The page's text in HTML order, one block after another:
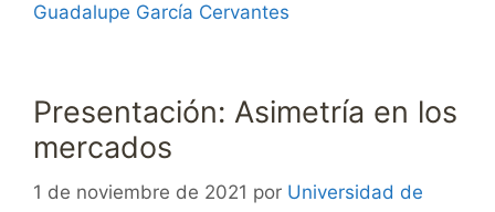
Guadalupe García Cervantes
Presentación: Asimetría en los
mercados
1 de noviembre de 2021 por Universidad de